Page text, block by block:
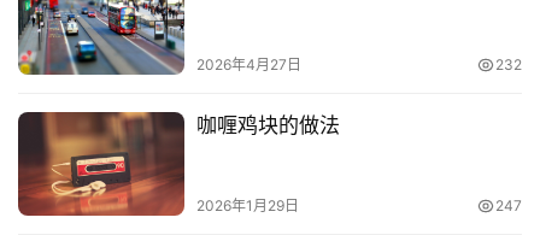
2026年4月27日 232
咖喱鸡块的做法
2026年1月29日 247